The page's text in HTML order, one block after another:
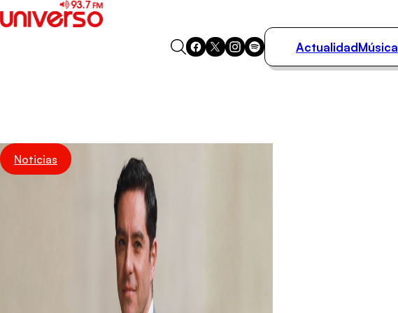
Podcasts
ActualidadMúsica
Noticias